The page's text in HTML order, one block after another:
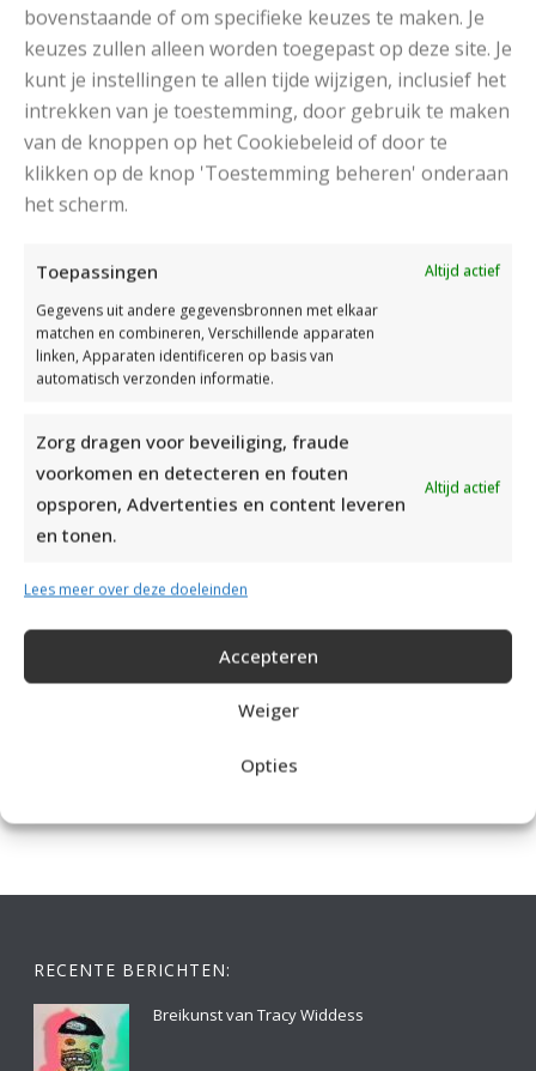
bovenstaande of om specifieke keuzes te maken. Je
keuzes zullen alleen worden toegepast op deze site. Je
kunt je instellingen te allen tijde wijzigen, inclusief het
intrekken van je toestemming, door gebruik te maken
van de knoppen op het Cookiebeleid of door te
klikken op de knop 'Toestemming beheren' onderaan
het scherm.
Toepassingen
Altijd actief
Gegevens uit andere gegevensbronnen met elkaar
matchen en combineren, Verschillende apparaten
linken, Apparaten identificeren op basis van
automatisch verzonden informatie.
Zorg dragen voor beveiliging, fraude
voorkomen en detecteren en fouten
opsporen, Advertenties en content leveren
en tonen.
Altijd actief
Lees meer over deze doeleinden
Accepteren
Weiger
Opties
DAMESJAS BREIEN VAN HEERLIJK ZACHT GAREN
RECENTE BERICHTEN:
Breikunst van Tracy Widdess